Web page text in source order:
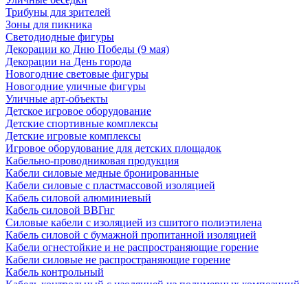
Трибуны для зрителей
Зоны для пикника
Светодиодные фигуры
Декорации ко Дню Победы (9 мая)
Декорации на День города
Новогодние световые фигуры
Новогодние уличные фигуры
Уличные арт-объекты
Детское игровое оборудование
Детские спортивные комплексы
Детские игровые комплексы
Игровое оборудование для детских площадок
Кабельно-проводниковая продукция
Кабели силовые медные бронированные
Кабели силовые с пластмассовой изоляцией
Кабель силовой алюминиевый
Кабель силовой ВВГнг
Силовые кабели с изоляцией из сшитого полиэтилена
Кабель силовой с бумажной пропитанной изоляцией
Кабели огнестойкие и не распространяющие горение
Кабели силовые не распространяющие горение
Кабель контрольный